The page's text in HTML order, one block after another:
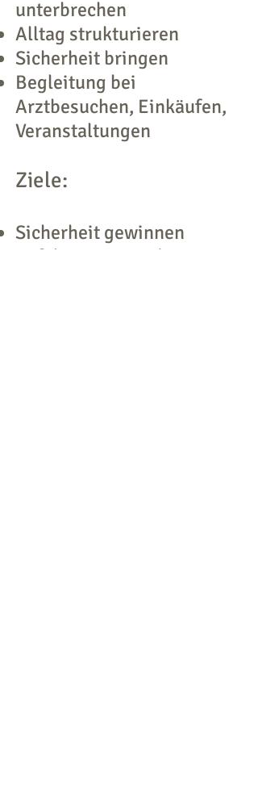
unterbrechen
Alltag strukturieren
Sicherheit bringen
Begleitung bei
Arztbesuchen, Einkäufen,
Veranstaltungen
Ziele:
Sicherheit gewinnen
Gefahren vermindern